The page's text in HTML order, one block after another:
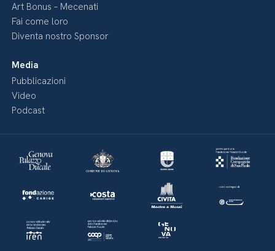
Art Bonus – Mecenati
Fai come loro
Diventa nostro Sponsor
Media
Pubblicazioni
Video
Podcast